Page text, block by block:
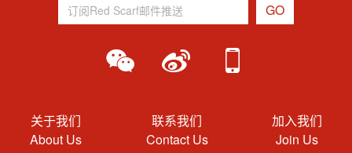
关于我们
About Us
联系我们
Contact Us
加入我们
Join Us